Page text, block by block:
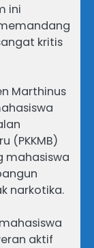
ini
kritis
Marthinus
(PKKMB)
mahasiswa
narkotika.
aktif